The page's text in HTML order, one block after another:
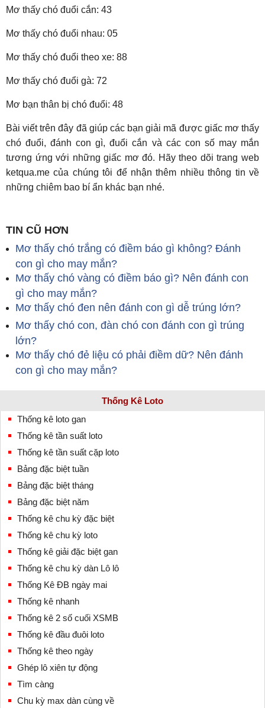
Mơ thấy chó đuổi cắn: 43
Mơ thấy chó đuổi nhau: 05
Mơ thấy chó đuổi theo xe: 88
Mơ thấy chó đuổi gà: 72
Mơ bạn thân bị chó đuổi: 48
Bài viết trên đây đã giúp các bạn giải mã được giấc mơ thấy
chó đuổi, đánh con gì, đuổi cắn và các con số may mắn
tương ứng với những giấc mơ đó. Hãy theo dõi trang web
ketqua.me của chúng tôi để nhận thêm nhiều thông tin về
những chiêm bao bí ẩn khác bạn nhé.
TIN CŨ HƠN
Mơ thấy chó trắng có điềm báo gì không? Đánh
con gì cho may mắn?
Mơ thấy chó vàng có điềm báo gì? Nên đánh con
gì cho may mắn?
Mơ thấy chó đen nên đánh con gì dễ trúng lớn?
Mơ thấy chó con, đàn chó con đánh con gì trúng
lớn?
Mơ thấy chó đẻ liệu có phải điềm dữ? Nên đánh
con gì cho may mắn?
Thống Kê Loto
Thống kê loto gan
Thống kê tần suất loto
Thống kê tần suất cặp loto
Bảng đặc biệt tuần
Bảng đặc biệt tháng
Bảng đặc biệt năm
Thống kê chu kỳ đặc biệt
Thống kê chu kỳ loto
Thống kê giải đặc biệt gan
Thống kê chu kỳ dàn Lô lô
Thống Kê ĐB ngày mai
Thống kê nhanh
Thống kê 2 số cuối XSMB
Thống kê đầu đuôi loto
Thống kê theo ngày
Ghép lô xiên tự động
Tìm càng
Chu kỳ max dàn cùng về